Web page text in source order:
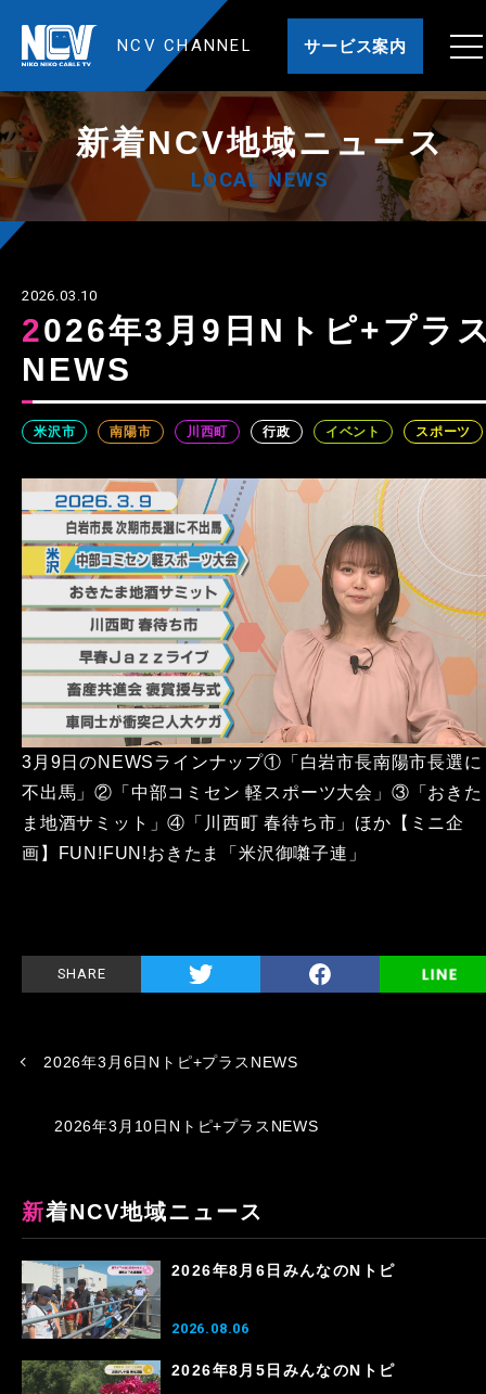
NCV CHANNEL サービス案内
新着NCV地域ニュース
LOCAL NEWS
2026.03.10
2026年3月9日Nトピ+プラス
NEWS
米沢市 南陽市 川西町 行政 イベント スポーツ
3月9日のNEWSラインナップ①「白岩市長南陽市長選に
不出馬」②「中部コミセン 軽スポーツ大会」③「おきた
ま地酒サミット」④「川西町 春待ち市」ほか【ミニ企
画】FUN!FUN!おきたま「米沢御囃子連」
SHARE
2026年3月6日Nトピ+プラスNEWS
2026年3月10日Nトピ+プラスNEWS
新着NCV地域ニュース
2026年8月6日みんなのNトピ
2026.08.06
2026年8月5日みんなのNトピ